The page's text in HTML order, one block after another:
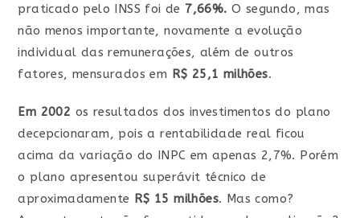
praticado pelo INSS foi de 7,66%. O segundo, mas
não menos importante, novamente a evolução
individual das remunerações, além de outros
fatores, mensurados em R$ 25,1 milhões.
Em 2002 os resultados dos investimentos do plano
decepcionaram, pois a rentabilidade real ficou
acima da variação do INPC em apenas 2,7%. Porém
o plano apresentou superávit técnico de
aproximadamente R$ 15 milhões. Mas como?